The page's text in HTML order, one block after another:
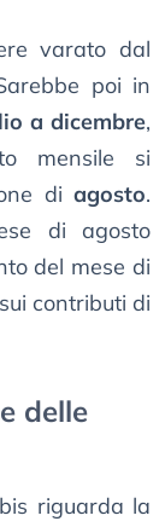
varato dal
poi in
a dicembre,
mensile si
di agosto.
di agosto
del mese di
contributi di
delle
riguarda la